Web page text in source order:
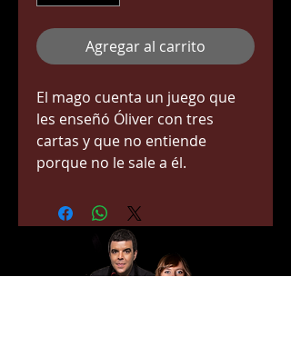
Agregar al carrito
El mago cuenta un juego que
les enseñó Óliver con tres
cartas y que no entiende
porque no le sale a él.